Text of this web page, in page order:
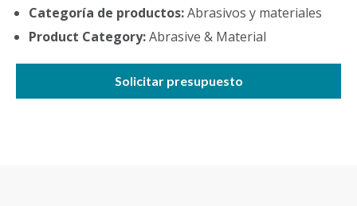
Categoría de productos:Abrasivos y materiales
Product Category:Abrasive & Material
Solicitar presupuesto